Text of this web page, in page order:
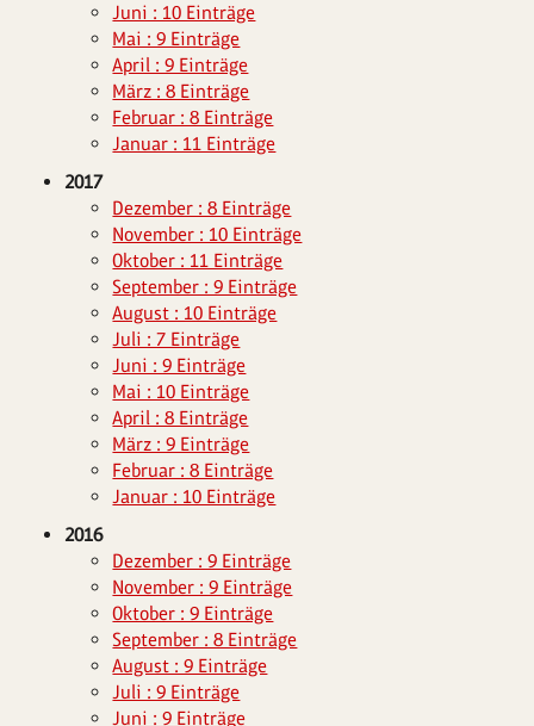
Juni : 10 Einträge
Mai : 9 Einträge
April : 9 Einträge
März : 8 Einträge
Februar : 8 Einträge
Januar : 11 Einträge
2017
Dezember : 8 Einträge
November : 10 Einträge
Oktober : 11 Einträge
September : 9 Einträge
August : 10 Einträge
Juli : 7 Einträge
Juni : 9 Einträge
Mai : 10 Einträge
April : 8 Einträge
März : 9 Einträge
Februar : 8 Einträge
Januar : 10 Einträge
2016
Dezember : 9 Einträge
November : 9 Einträge
Oktober : 9 Einträge
September : 8 Einträge
August : 9 Einträge
Juli : 9 Einträge
Juni : 9 Einträge